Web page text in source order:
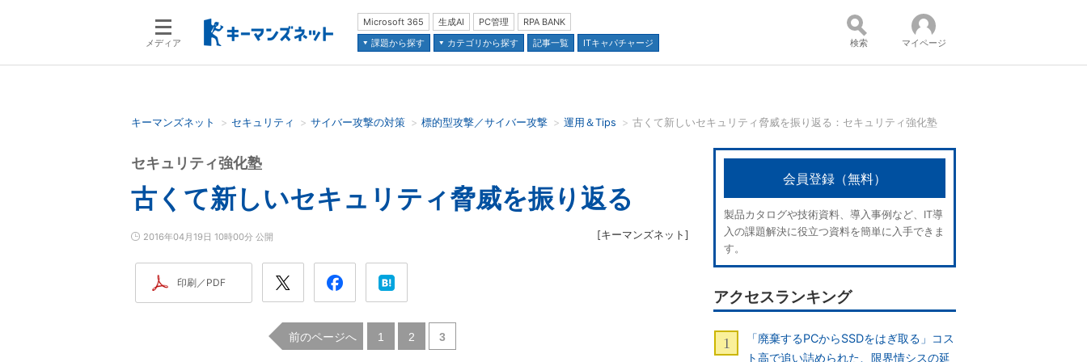
メディア
Microsoft 365 生成AI PC管理
RPA BANK
課題から探す
カテゴリから探す 記事一覧 ITキャパチャージ
検索語を入力してください コンテンツ：
並び順：
検索 マイページ
キーマンズネット セキュリティ サイバー攻撃の対策 標的型攻撃／サイバー攻撃 運用＆Tips 古くて新しいセキュリティ脅威を振り返る：セキュリティ強化塾
古くて新しいセキュリティ脅威を振り返る
セキュリティ強化塾
2016年04月19日 10時00分 公開 [キーマンズネット ]
印刷／PDF
前のページへ 1 2 3
会員登録（無料）
製品カタログや技術資料、導入事例など、IT導
入の課題解決に役立つ資料を簡単に入手できま
す。
アクセスランキング
「廃棄するPCからSSDをはぎ取る」コス
ト高で追い詰められた、限界情シスの延